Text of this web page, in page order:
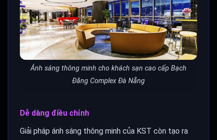
Ánh sáng thông minh cho khách sạn cao cấp Bạch
Đằng Complex Đà Nẵng
Dễ dàng điều chỉnh
Giải pháp ánh sáng thông minh của KST còn tạo ra